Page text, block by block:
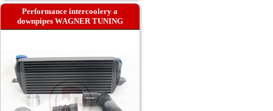
Performance intercoolery a
downpipes WAGNER TUNING